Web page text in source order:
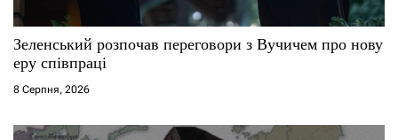
Зеленський розпочав переговори з Вучичем про нову
еру співпраці
8 Серпня, 2026